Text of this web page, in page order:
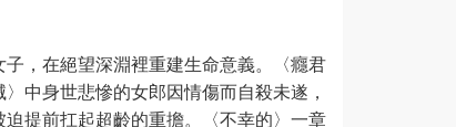
，在絕望深淵裡重建生命意義。〈癮君
中身世悲慘的女郎因情傷而自殺未遂，
提前扛起超齡的重擔。〈不幸的〉一章